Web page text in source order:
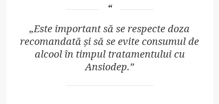
„Este important să se respecte doza
recomandată și să se evite consumul de
alcool în timpul tratamentului cu
Ansiodep.”